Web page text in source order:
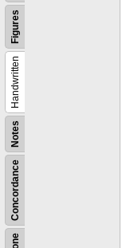
Concordance
Notes
Handwritten
Figures